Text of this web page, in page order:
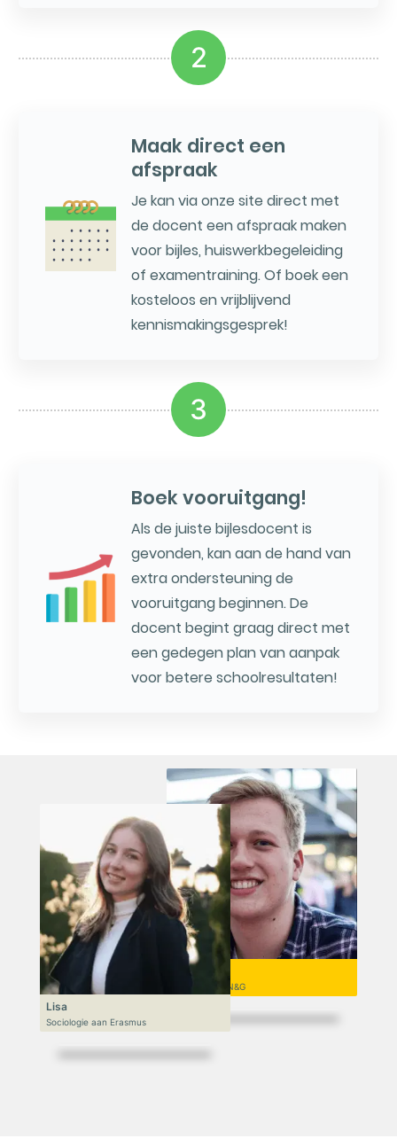
2
Maak direct een
afspraak
Je kan via onze site direct met
de docent een afspraak maken
voor bijles, huiswerkbegeleiding
of examentraining. Of boek een
kosteloos en vrijblijvend
kennismakingsgesprek!
3
Boek vooruitgang!
Als de juiste bijlesdocent is
gevonden, kan aan de hand van
extra ondersteuning de
vooruitgang beginnen. De
docent begint graag direct met
een gedegen plan van aanpak
voor betere schoolresultaten!
Niek
VWO 6, N&T/N&G
Lisa
Sociologie aan Erasmus